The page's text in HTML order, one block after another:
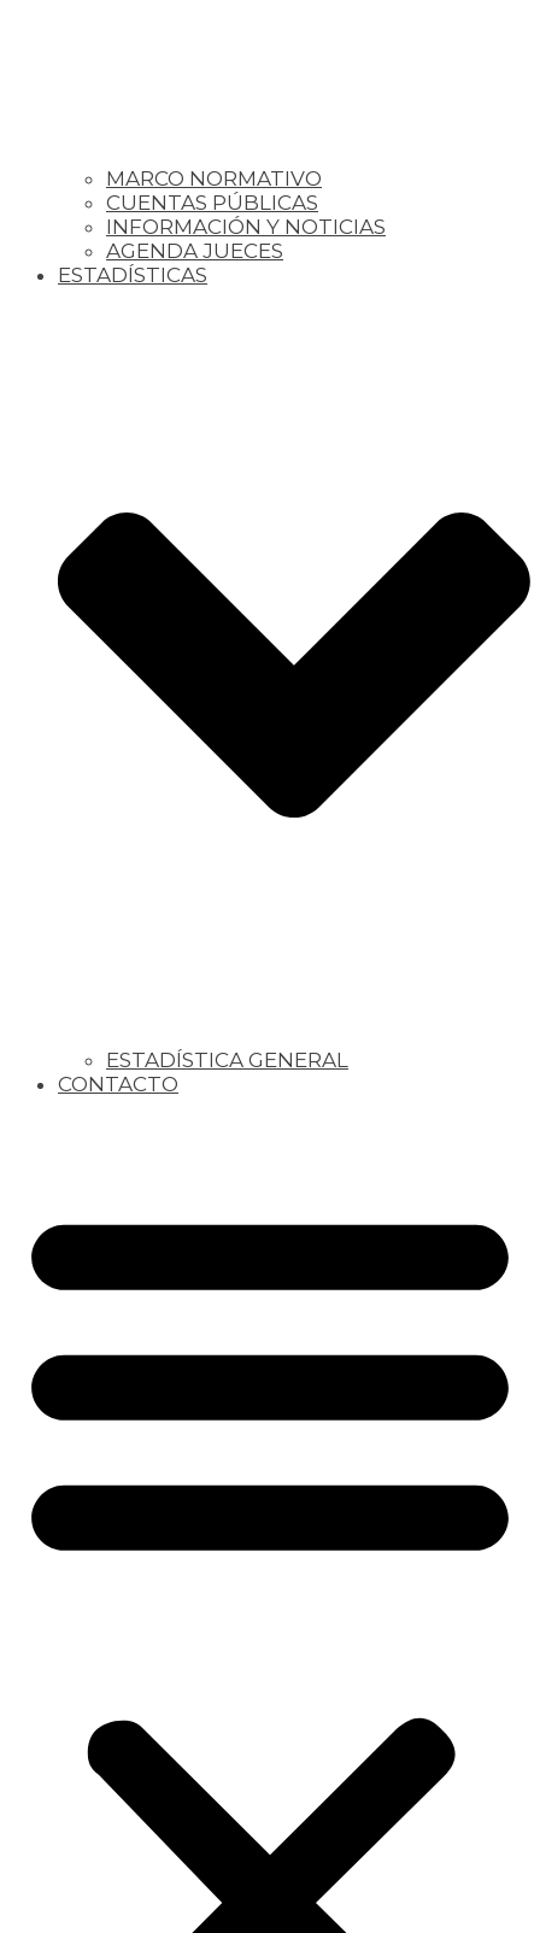
MARCO NORMATIVO
CUENTAS PÚBLICAS
INFORMACIÓN Y NOTICIAS
AGENDA JUECES
ESTADÍSTICAS
ESTADÍSTICA GENERAL
CONTACTO